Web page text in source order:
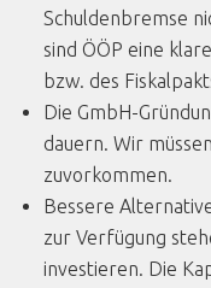
Schuldenbremse
sind ÖÖP eine
bzw. des
Die GmbH-
dauern. Wir
zuvorkommen.
Bessere
zur Verfügung
investieren. Die